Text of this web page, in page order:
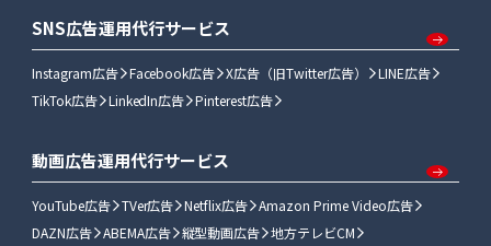
SNS広告運用代行サービス
Instagram広告 Facebook広告 X広告（旧Twitter広告）
LINE広告
TikTok広告
LinkedIn広告 Pinterest広告
動画広告運用代行サービス
YouTube広告 TVer広告 Netflix広告
Amazon Prime Video広告
DAZN広告
ABEMA広告 縦型動画広告
地方テレビCM